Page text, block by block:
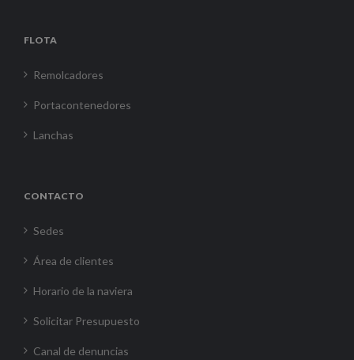
FLOTA
Remolcadores
Portacontenedores
Lanchas
CONTACTO
Sedes
Área de clientes
Horario de la naviera
Solicitar Presupuesto
Canal de denuncias